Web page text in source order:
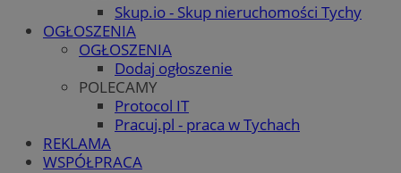
Skup.io - Skup nieruchomości Tychy
OGŁOSZENIA
OGŁOSZENIA
Dodaj ogłoszenie
POLECAMY
Protocol IT
Pracuj.pl - praca w Tychach
REKLAMA
WSPÓŁPRACA